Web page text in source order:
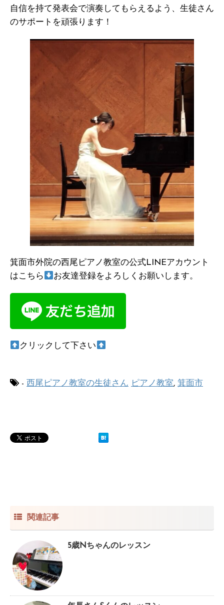
自信を持て発表会で演奏してもらえるよう、生徒さん
のサポートを頑張ります！
箕面市外院の西尾ピアノ教室の公式LINEアカウント
はこちら
お友達登録をよろしくお願いします。
クリックして下さい
- 西尾ピアノ教室の生徒さん ピアノ教室, 箕面市
関連記事
5歳Nちゃんのレッスン